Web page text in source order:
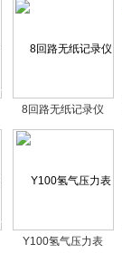
8回路无纸记录仪
Y100氢气压力表